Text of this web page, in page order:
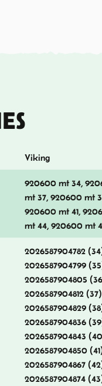
Viking
920600 mt 34,
mt 37, 920600 mt
920600 mt 41,
mt 44, 920600 mt
2026587904782
2026587904799
2026587904805
2026587904812 (37)
2026587904829
2026587904836
2026587904843
2026587904850
2026587904867
2026587904874